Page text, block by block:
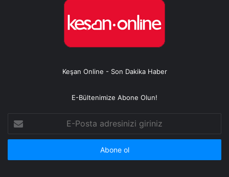
Keşan Online - Son Dakika Haber
E-Bültenimize Abone Olun!
Posta
adresinizi